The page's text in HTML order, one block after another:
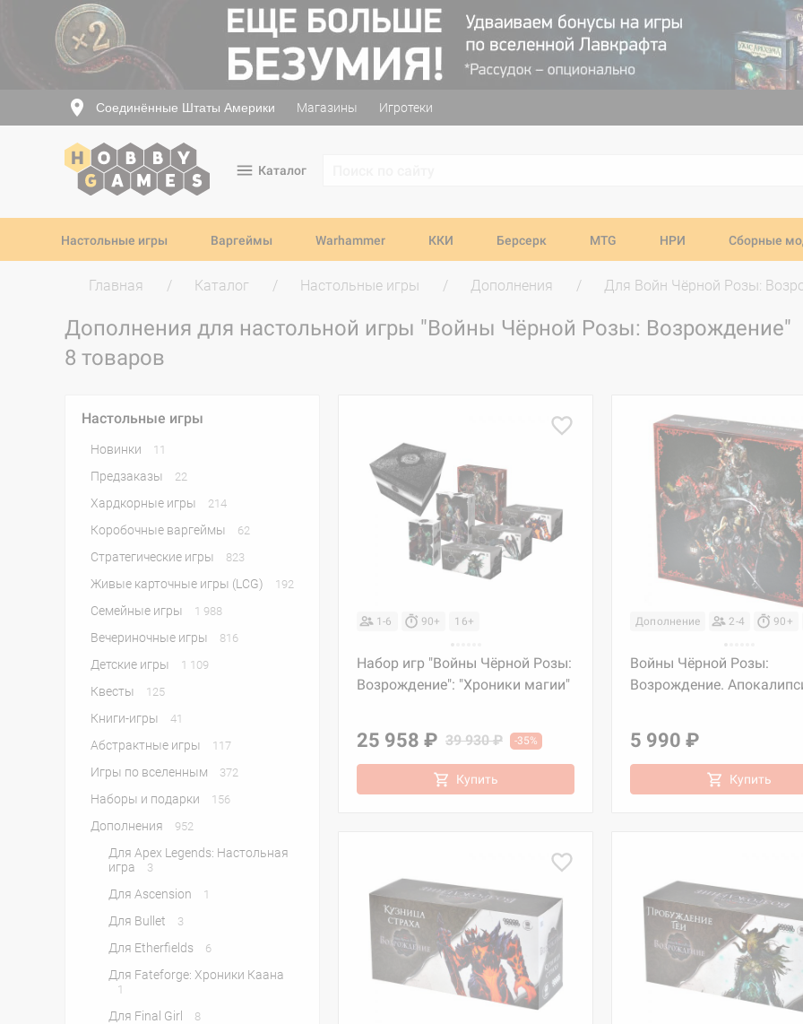
Соединённые Штаты Америки Магазины Игротеки
Каталог
Настольные игры Варгеймы Warhammer ККИ Берсерк MTG НРИ Сборные
Главная Каталог Настольные игры Дополнения Для Войн Чёрной Розы:
Дополнения для настольной игры "Войны Чёрной Розы: Возрождение"
8 товаров
Настольные игры
Новинки 11
Предзаказы 22
Хардкорные игры 214
Коробочные варгеймы 62
Стратегические игры 823
Живые карточные игры (LCG) 192
Семейные игры 1 988
Вечериночные игры 816
Детские игры 1 109
Квесты 125
Книги-игры 41
Абстрактные игры 117
Игры по вселенным 372
Наборы и подарки 156
Дополнения 952
Для Apex Legends: Настольная
игра
3
Для Ascension 1
Для Bullet 3
Для Etherfields 6
Для Fateforge: Хроники Каана
1
Для Final Girl 8
1-6 90+ 16+
Набор игр "Войны Чёрной Розы:
Возрождение": "Хроники магии"
25 958 ₽ 39 930 ₽ -35%
Купить
Дополнение 2-4 90+
Войны Чёрной Розы:
Возрождение.
5 990 ₽
Купить